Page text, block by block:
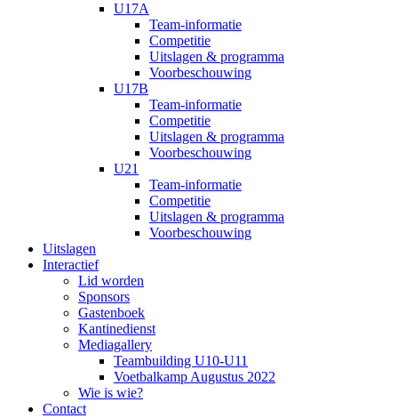
U17A
Team-informatie
Competitie
Uitslagen & programma
Voorbeschouwing
U17B
Team-informatie
Competitie
Uitslagen & programma
Voorbeschouwing
U21
Team-informatie
Competitie
Uitslagen & programma
Voorbeschouwing
Uitslagen
Interactief
Lid worden
Sponsors
Gastenboek
Kantinedienst
Mediagallery
Teambuilding U10-U11
Voetbalkamp Augustus 2022
Wie is wie?
Contact